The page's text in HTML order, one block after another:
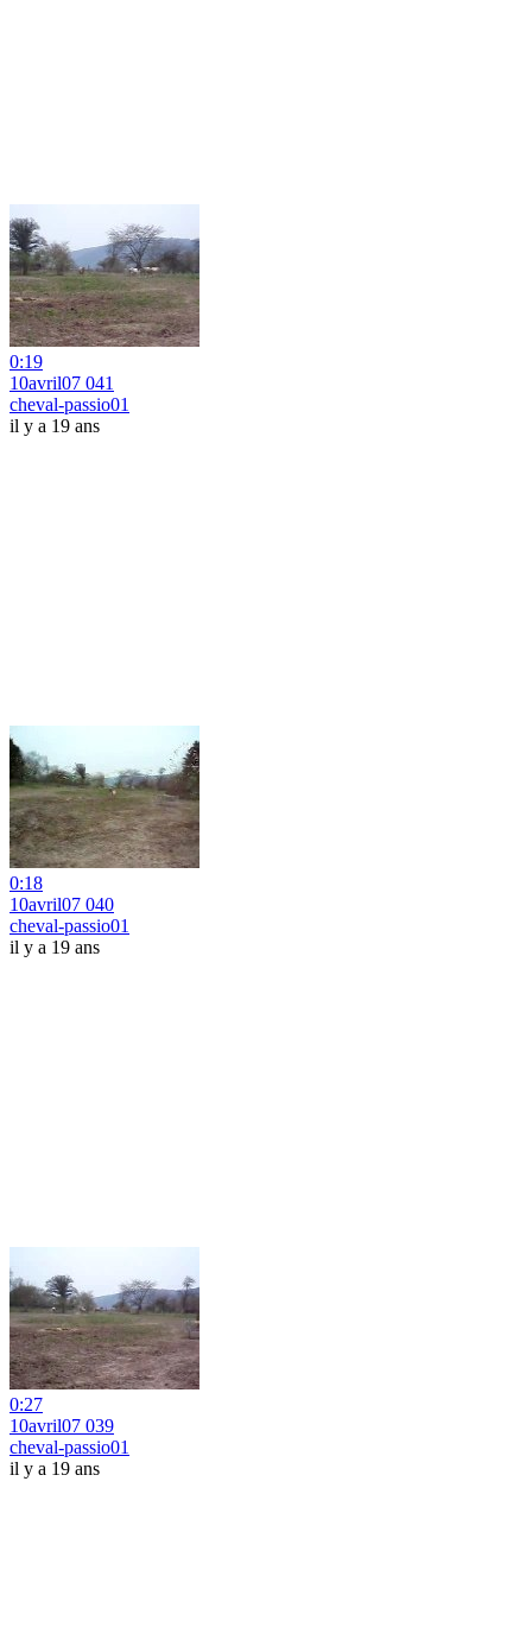
0:19
10avril07 041
cheval-passio01
il y a 19 ans
0:18
10avril07 040
cheval-passio01
il y a 19 ans
0:27
10avril07 039
cheval-passio01
il y a 19 ans